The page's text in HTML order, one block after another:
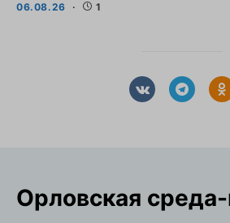
06.08.26 1
Орловская